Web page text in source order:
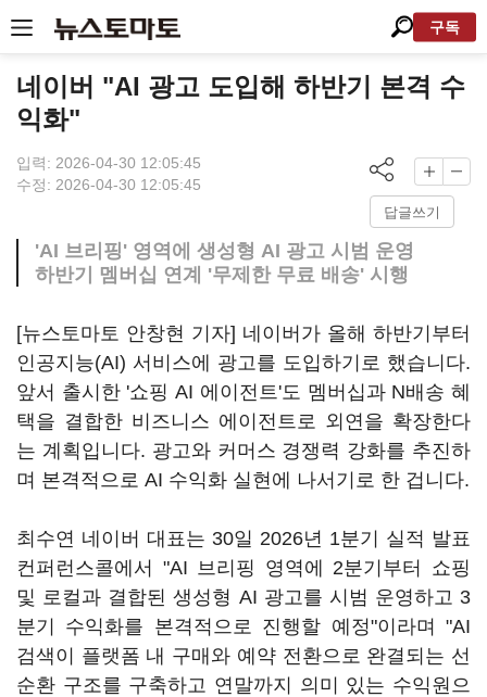
구독
네이버 "AI 광고 도입해 하반기 본격 수
익화"
입력: 2026-04-30 12:05:45
수정: 2026-04-30 12:05:45
답글쓰기
'AI 브리핑' 영역에 생성형 AI 광고 시범 운영
하반기 멤버십 연계 '무제한 무료 배송' 시행
[뉴스토마토 안창현 기자] 네이버가 올해 하반기부터
인공지능(AI) 서비스에 광고를 도입하기로 했습니다.
앞서 출시한 '쇼핑 AI 에이전트'도 멤버십과 N배송 혜
택을 결합한 비즈니스 에이전트로 외연을 확장한다
는 계획입니다. 광고와 커머스 경쟁력 강화를 추진하
며 본격적으로 AI 수익화 실현에 나서기로 한 겁니다.
최수연 네이버 대표는 30일 2026년 1분기 실적 발표
컨퍼런스콜에서 "AI 브리핑 영역에 2분기부터 쇼핑
및 로컬과 결합된 생성형 AI 광고를 시범 운영하고 3
분기 수익화를 본격적으로 진행할 예정"이라며 "AI
검색이 플랫폼 내 구매와 예약 전환으로 완결되는 선
순환 구조를 구축하고 연말까지 의미 있는 수익원으